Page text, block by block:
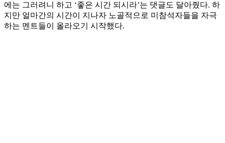
에는 그러려니 하고 ‘좋은 시간 되시라’는 댓글도 달아줬다. 하
지만 얼마간의 시간이 지나자 노골적으로 미참석자들을 자극
하는 멘트들이 올라오기 시작했다.